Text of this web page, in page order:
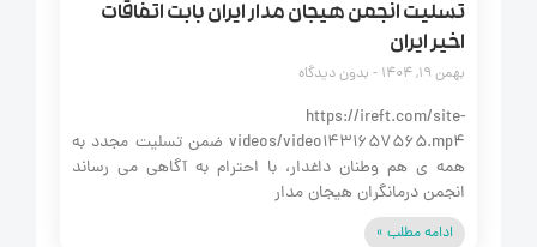
تسلیت انجمن هیجان مدار ایران بابت اتفاقات
اخیر ایران
بدون دیدگاه
https://ireft.com/site-
videos/video1431657565.mp4 ضمن تسلیت مجدد به
همه‌ ی هم‌ وطنان داغدار، با احترام به آگاهی می‌ رساند
انجمن درمانگران هیجان‌ مدار
ادامه مطلب »